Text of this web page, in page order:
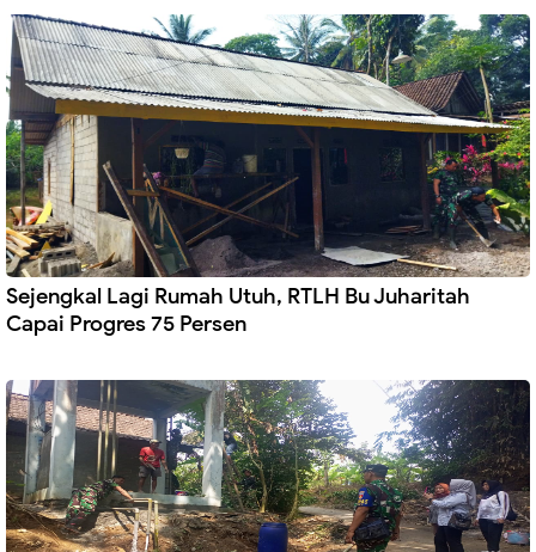
Sejengkal Lagi Rumah Utuh, RTLH Bu Juharitah
Capai Progres 75 Persen